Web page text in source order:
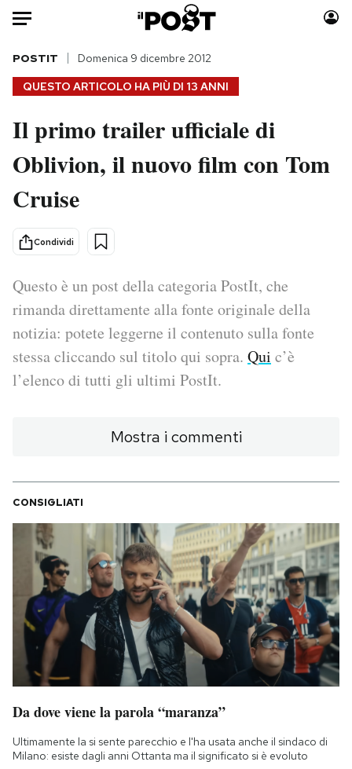
Auto
HOME
Italia
Politica
Tecnologia
Scienza
Economia
Sport
Moda
Consumismi
Altrecose
Mondiali calcio 2026
PODCAST
NEWSLETTER
I MIEI PREFERITI
SHOP
CALENDARIO
AREA PERSONALE
Area Personale
Notifiche mobile
Regala il Post
Hai bisogno di aiuto?
QUESTO ARTICOLO HA PIÙ DI 13 ANNI
POSTIT Domenica 9 dicembre 2012
Il primo trailer ufficiale di
Oblivion, il nuovo film con Tom
Cruise
Condividi
Questo è un post della categoria PostIt, che
rimanda direttamente alla fonte originale della
notizia: potete leggerne il contenuto sulla fonte
stessa cliccando sul titolo qui sopra. Qui c’è
l’elenco di tutti gli ultimi PostIt.
Mostra i commenti
CONSIGLIATI
Da dove viene la parola “maranza”
Ultimamente la si sente parecchio e l'ha usata anche il sindaco di
Milano: esiste dagli anni Ottanta ma il significato si è evoluto